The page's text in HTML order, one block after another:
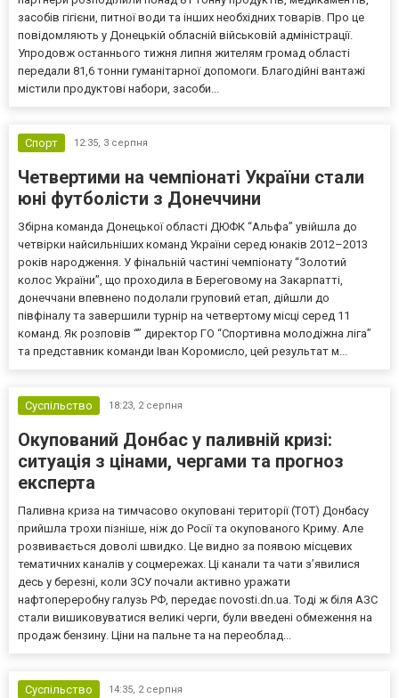
засобів гігієни, питної води та інших необхідних товарів. Про це
повідомляють у Донецькій обласній військовій адміністрації.
Упродовж останнього тижня липня жителям громад області
передали 81,6 тонни гуманітарної допомоги. Благодійні вантажі
містили продуктові набори, засоби...
Спорт 12:35, 3 серпня
Четвертими на чемпіонаті України стали
юні футболісти з Донеччини
Збірна команда Донецької області ДЮФК “Альфа” увійшла до
четвірки найсильніших команд України серед юнаків 2012–2013
років народження. У фінальній частині чемпіонату “Золотий
колос України”, що проходила в Береговому на Закарпатті,
донеччани впевнено подолали груповий етап, дійшли до
півфіналу та завершили турнір на четвертому місці серед 11
команд. Як розповів “” директор ГО “Спортивна молодіжна ліга”
та представник команди Іван Коромисло, цей результат м...
Суспільство 18:23, 2 серпня
Окупований Донбас у паливній кризі:
ситуація з цінами, чергами та прогноз
експерта
Паливна криза на тимчасово окуповані території (ТОТ) Донбасу
прийшла трохи пізніше, ніж до Росії та окупованого Криму. Але
розвивається доволі швидко. Це видно за появою місцевих
тематичних каналів у соцмережах. Ці канали та чати з’явилися
десь у березні, коли ЗСУ почали активно уражати
нафтопереробну галузь РФ, передає novosti.dn.ua. Тоді ж біля АЗС
стали вишиковуватися великі черги, були введені обмеження на
продаж бензину. Ціни на пальне та на переоблад...
Суспільство 14:35, 2 серпня